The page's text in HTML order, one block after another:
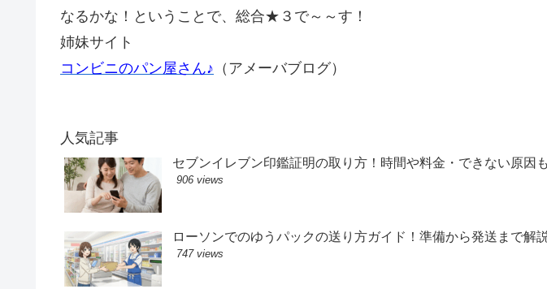
なるかな！ということで、総合★３で～～す！
姉妹サイト
コンビニのパン屋さん♪ （アメーバブログ）
人気記事
セブンイレブン印鑑証明の取り方！時間や料金・できない原因
906 views
ローソンでのゆうパックの送り方ガイド！準備から発送まで解説
747 views